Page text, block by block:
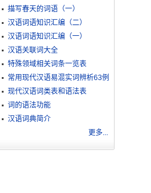
描写春天的词语（一）
汉语词语知识汇编（二）
汉语词语知识汇编（一）
汉语关联词大全
特殊领域相关词条一览表
常用现代汉语易混实词辨析63例
现代汉语词类表和语法表
词的语法功能
汉语词典简介
更多...